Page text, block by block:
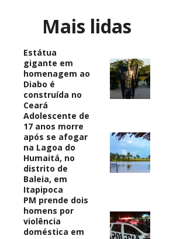
Mais lidas
Estátua
gigante em
homenagem ao
Diabo é
construída no
Ceará
Adolescente de
17 anos morre
após se afogar
na Lagoa do
Humaitá, no
distrito de
Baleia, em
Itapipoca
PM prende dois
homens por
violência
doméstica em